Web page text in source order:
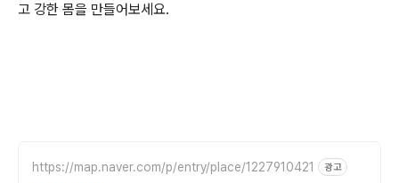
고 강한 몸을 만들어보세요.
https://map.naver.com/p/entry/place/1227910421 광고